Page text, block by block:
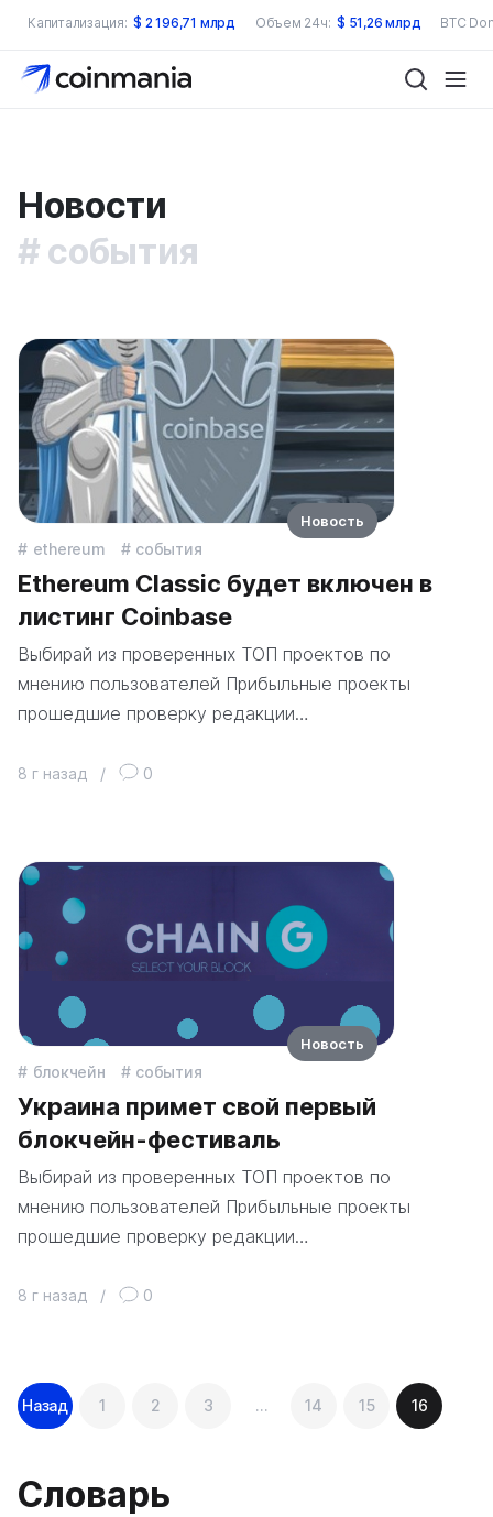
Капитализация: $ 2 196,71 млрд Объем 24ч: $ 51,26 млрд BTC
Новости
события
ethereum события
Ethereum Classic будет включен в
листинг Coinbase
Выбирай из проверенных ТОП проектов по
мнению пользователей Прибыльные проекты
прошедшие проверку редакции…
8 г назад / 0
Новость
блокчейн события
Украина примет свой первый
блокчейн-фестиваль
Выбирай из проверенных ТОП проектов по
мнению пользователей Прибыльные проекты
прошедшие проверку редакции…
8 г назад / 0
Новость
Навигация
по
Назад 1 2 3 … 14 15 16
Словарь